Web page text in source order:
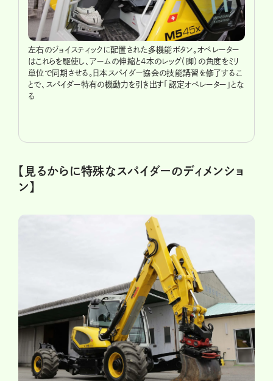
左右のジョイスティックに配置された多機能ボタン。オペレーター
はこれらを駆使し、アームの伸縮と4本のレッグ（脚）の角度をミリ
単位で同期させる。日本スパイダー協会の技能講習を修了するこ
とで、スパイダー特有の機動力を引き出す「認定オペレーター」とな
る
【見るからに特殊なスパイダーのディメンショ
ン】